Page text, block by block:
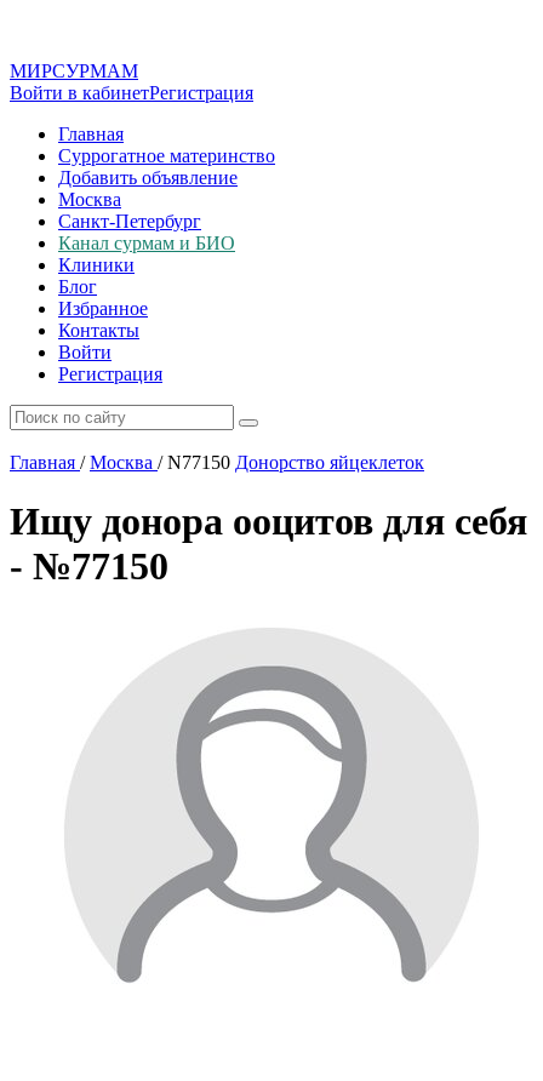
МИРСУРМАМ
Войти в кабинетРегистрация
Главная
Суррогатное материнство
Добавить объявление
Москва
Санкт-Петербург
Канал сурмам и БИО
Клиники
Блог
Избранное
Контакты
Войти
Регистрация
Главная / Москва /N77150 Донорство яйцеклеток
Ищу донора ооцитов для себя
- №77150